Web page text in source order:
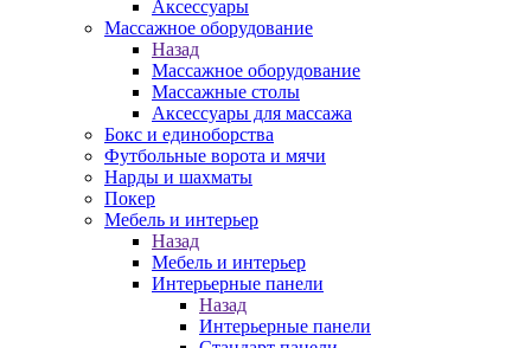
Аксессуары
Массажное оборудование
Назад
Массажное оборудование
Массажные столы
Аксессуары для массажа
Бокс и единоборства
Футбольные ворота и мячи
Нарды и шахматы
Покер
Мебель и интерьер
Назад
Мебель и интерьер
Интерьерные панели
Назад
Интерьерные панели